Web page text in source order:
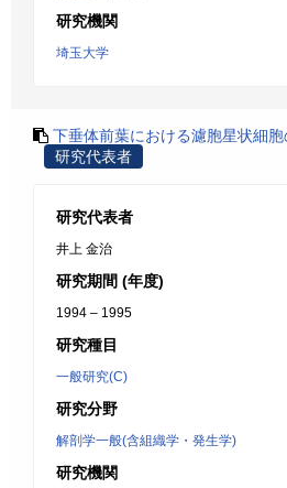
研究機関
埼玉大学
下垂体前葉における濾胞星状細
研究代表者
研究代表者
井上 金治
研究期間 (年度)
1994 – 1995
研究種目
一般研究(C)
研究分野
解剖学一般(含組織学・発生学)
研究機関